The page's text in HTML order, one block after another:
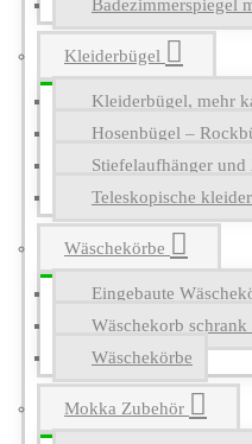
Badezimmerspiegel
Kleiderbügel
Kleiderbügel, mehr
Hosenbügel –
Stiefelaufhänger
Teleskopische
Wäschekörbe
Eingebaute
Wäschekorb schrank
Wäschekörbe
Mokka Zubehör